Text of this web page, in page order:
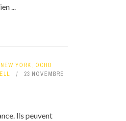
...
NEW YORK, OCHO
23 NOVEMBRE
Ils peuvent